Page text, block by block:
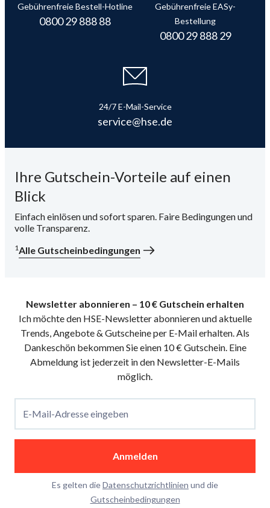
Gebührenfreie Bestell-Hotline
0800 29 888 88
Gebührenfreie EASy-
Bestellung
0800 29 888 29
24/7 E-Mail-Service
service@hse.de
Ihre Gutschein-Vorteile auf einen
Blick
Einfach einlösen und sofort sparen. Faire Bedingungen und
volle Transparenz.
1Alle Gutscheinbedingungen
Newsletter abonnieren – 10 € Gutschein erhalten
Ich möchte den HSE-Newsletter abonnieren und aktuelle
Trends, Angebote & Gutscheine per E-Mail erhalten. Als
Dankeschön bekommen Sie einen 10 € Gutschein. Eine
Abmeldung ist jederzeit in den Newsletter-E-Mails
möglich.
E-Mail-Adresse eingeben
Anmelden
Es gelten dieDatenschutzrichtlinien und die
Gutscheinbedingungen